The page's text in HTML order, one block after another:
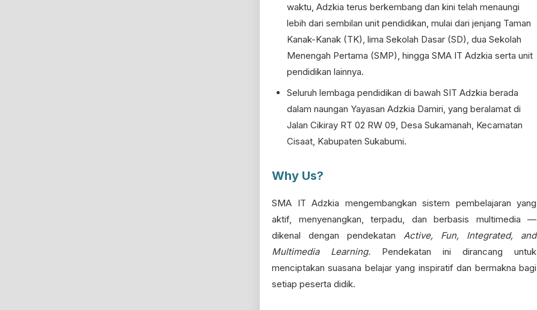
waktu, Adzkia terus berkembang dan kini telah menaungi
lebih dari sembilan unit pendidikan, mulai dari jenjang Taman
Kanak-Kanak (TK), lima Sekolah Dasar (SD), dua Sekolah
Menengah Pertama (SMP), hingga SMA IT Adzkia serta unit
pendidikan lainnya.
Seluruh lembaga pendidikan di bawah SIT Adzkia berada
dalam naungan Yayasan Adzkia Damiri, yang beralamat di
Jalan Cikiray RT 02 RW 09, Desa Sukamanah, Kecamatan
Cisaat, Kabupaten Sukabumi.
Why Us?
SMA IT Adzkia mengembangkan sistem pembelajaran yang
aktif, menyenangkan, terpadu, dan berbasis multimedia —
dikenal dengan pendekatan Active, Fun, Integrated, and
Multimedia Learning. Pendekatan ini dirancang untuk
menciptakan suasana belajar yang inspiratif dan bermakna bagi
setiap peserta didik.